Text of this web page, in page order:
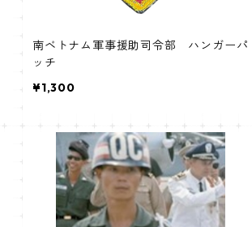
南ベトナム軍事援助司令部 ハンガーパ
ッチ
¥1,300